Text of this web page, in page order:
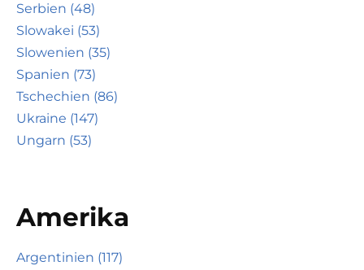
Serbien (48)
Slowakei (53)
Slowenien (35)
Spanien (73)
Tschechien (86)
Ukraine (147)
Ungarn (53)
Amerika
Argentinien (117)